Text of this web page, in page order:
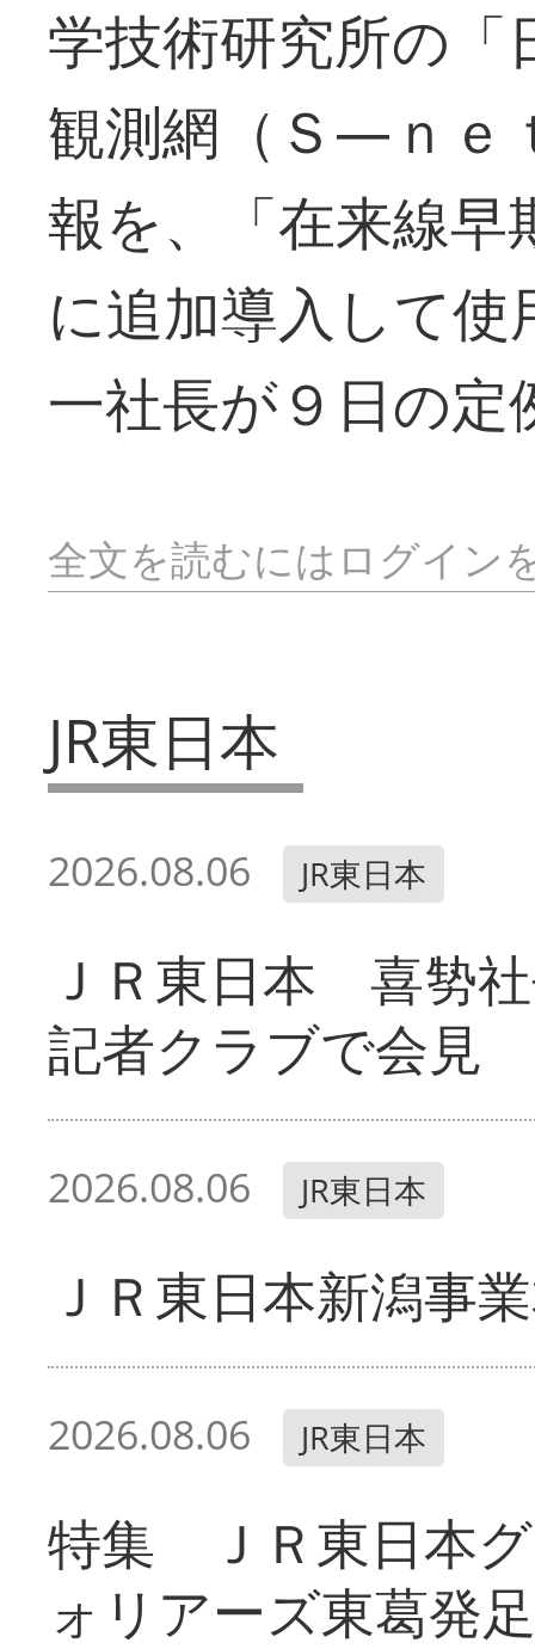
学技術研究所の「
観測網（Ｓ―ｎｅ
報を、「在来線
に追加導入して
一社長が９日の
全文を読むにはログイン
JR東日本
2026.08.06 JR東日本
ＪＲ東日本 喜㔟
記者クラブで会見
2026.08.06 JR東日本
ＪＲ東日本新潟事
2026.08.06 JR東日本
特集 ＪＲ東日本
ォリアーズ東葛発足